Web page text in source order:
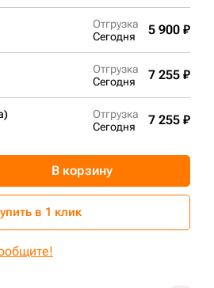
Отгрузка
Сегодня
5 900 ₽
Отгрузка
Сегодня
7 255 ₽
Отгрузка
Сегодня
7 255 ₽
В корзину
в 1 клик